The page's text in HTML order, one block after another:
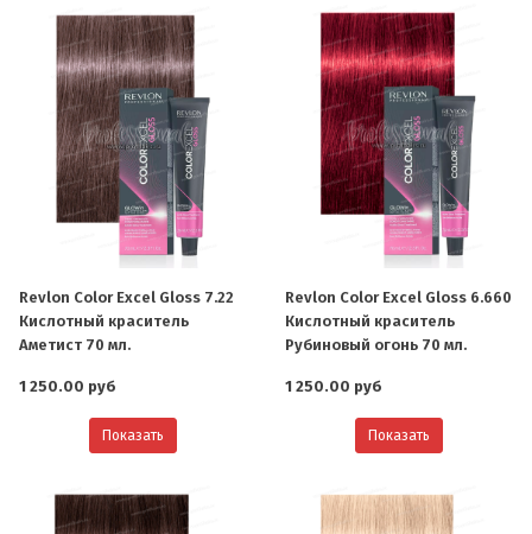
Revlon Color Excel Gloss 7.22
Кислотный краситель
Аметист 70 мл.
1 250.00 руб
Показать
Revlon Color Excel Gloss 6.660
Кислотный краситель
Рубиновый огонь 70 мл.
1 250.00 руб
Показать